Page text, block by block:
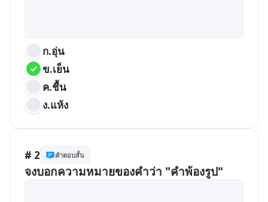
ก.อุ่น
ข.เย็น
ค.ชื้น
ง.แห้ง
# 2 คำตอบสั้น